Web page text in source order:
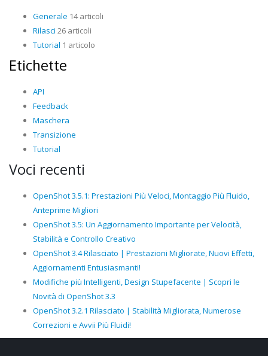
Generale 14 articoli
Rilasci 26 articoli
Tutorial 1 articolo
Etichette
API
Feedback
Maschera
Transizione
Tutorial
Voci recenti
OpenShot 3.5.1: Prestazioni Più Veloci, Montaggio Più Fluido,
Anteprime Migliori
OpenShot 3.5: Un Aggiornamento Importante per Velocità,
Stabilità e Controllo Creativo
OpenShot 3.4 Rilasciato | Prestazioni Migliorate, Nuovi Effetti,
Aggiornamenti Entusiasmanti!
Modifiche più Intelligenti, Design Stupefacente | Scopri le
Novità di OpenShot 3.3
OpenShot 3.2.1 Rilasciato | Stabilità Migliorata, Numerose
Correzioni e Avvii Più Fluidi!